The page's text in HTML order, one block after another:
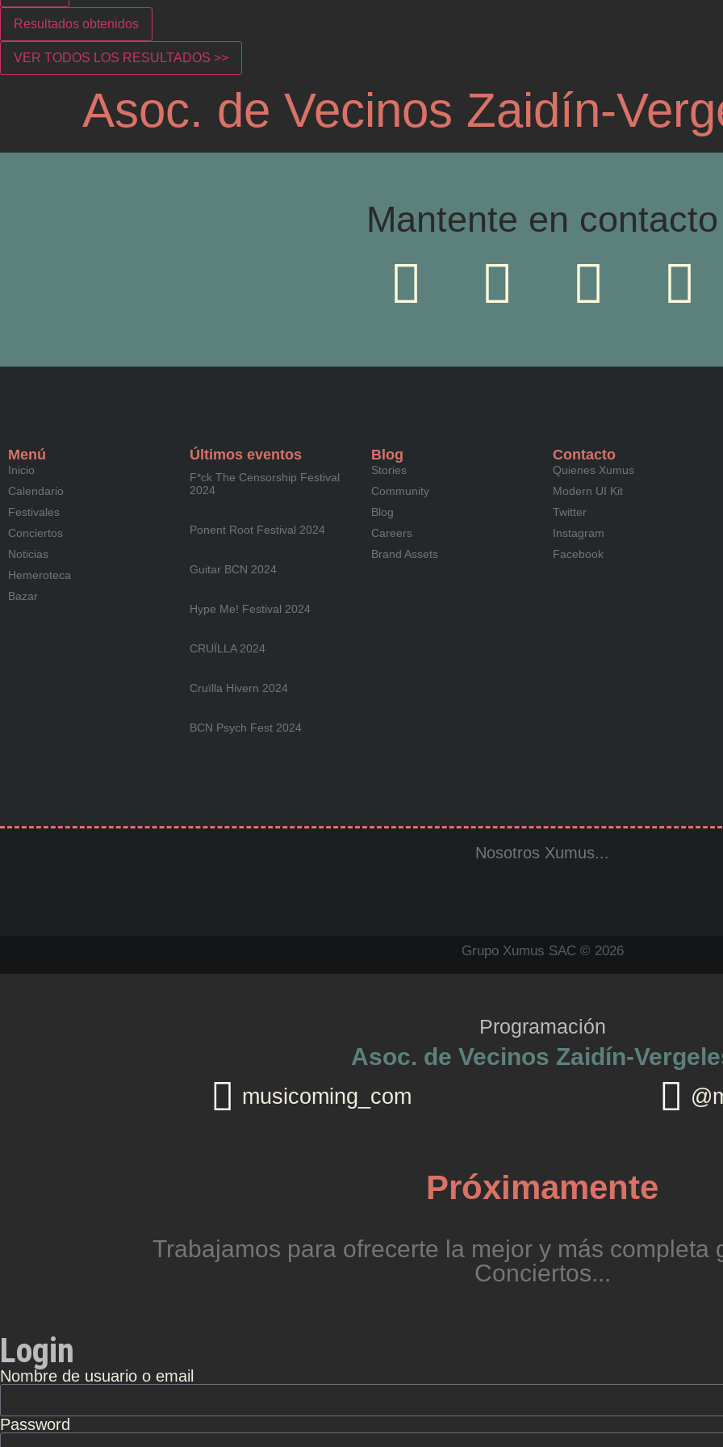
Resultados obtenidos
VER TODOS LOS RESULTADOS >>
Asoc. de Vecinos Zaidín-
Mantente en contacto
Menú
Inicio
Calendario
Festivales
Conciertos
Noticias
Hemeroteca
Bazar
Últimos eventos
F*ck The Censorship Festival
2024
Ponent Root Festival 2024
Guitar BCN 2024
Hype Me! Festival 2024
CRUÏLLA 2024
Cruïlla Hivern 2024
BCN Psych Fest 2024
Blog
Stories
Community
Blog
Careers
Brand Assets
Contacto
Quienes Xumus
Modern UI Kit
Twitter
Instagram
Facebook
Nosotros Xumus...
Grupo Xumus SAC © 2026
Programación
Asoc. de Vecinos Zaidín-
musicoming_com
Próximamente
Trabajamos para ofrecerte la mejor y más completa
Conciertos...
Login
Nombre de usuario o email
Password